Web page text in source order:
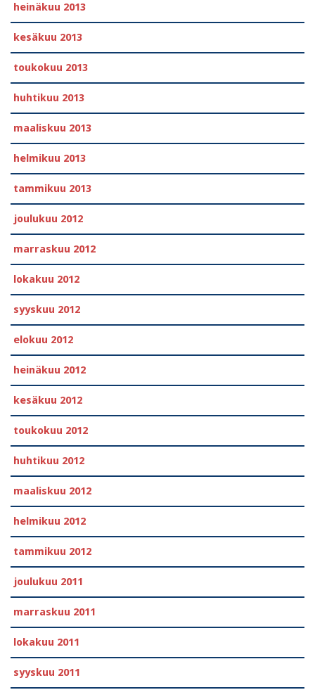
heinäkuu 2013
kesäkuu 2013
toukokuu 2013
huhtikuu 2013
maaliskuu 2013
helmikuu 2013
tammikuu 2013
joulukuu 2012
marraskuu 2012
lokakuu 2012
syyskuu 2012
elokuu 2012
heinäkuu 2012
kesäkuu 2012
toukokuu 2012
huhtikuu 2012
maaliskuu 2012
helmikuu 2012
tammikuu 2012
joulukuu 2011
marraskuu 2011
lokakuu 2011
syyskuu 2011